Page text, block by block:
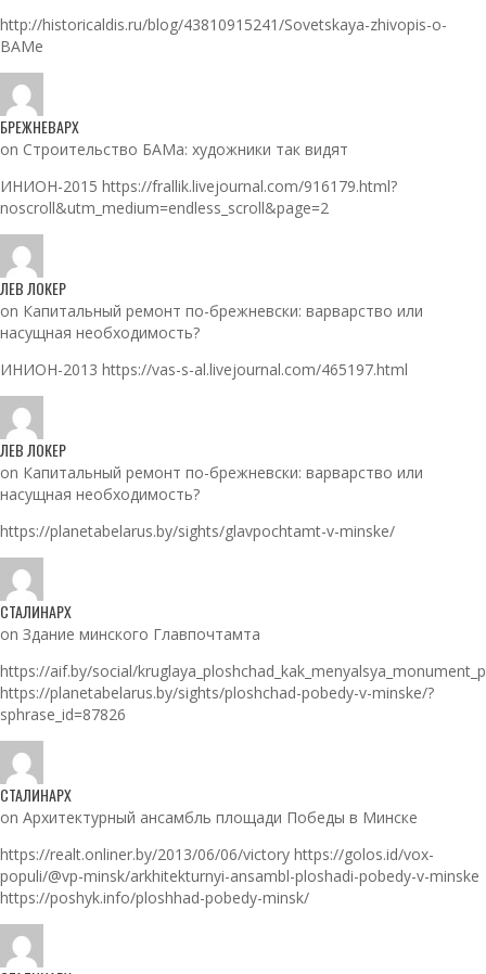
http://historicaldis.ru/blog/43810915241/Sovetskaya-zhivopis-o-
BAMe
БРЕЖНЕВАРХ
on Строительство БАМа: художники так видят
ИНИОН-2015 https://frallik.livejournal.com/916179.html?
noscroll&utm_medium=endless_scroll&page=2
ЛЕВ ЛОКЕР
on Капитальный ремонт по-брежневски: варварство или
насущная необходимость?
ИНИОН-2013 https://vas-s-al.livejournal.com/465197.html
ЛЕВ ЛОКЕР
on Капитальный ремонт по-брежневски: варварство или
насущная необходимость?
https://planetabelarus.by/sights/glavpochtamt-v-minske/
СТАЛИНАРХ
on Здание минского Главпочтамта
https://aif.by/social/
https://planetabelarus.by/sights/ploshchad-pobedy-v-minske/?
sphrase_id=87826
СТАЛИНАРХ
on Архитектурный ансамбль площади Победы в Минске
https://realt.onliner.by/2013/06/06/victory https://golos.id/vox-
populi/@vp-minsk/arkhitekturnyi-ansambl-ploshadi-pobedy-v-minske
https://poshyk.info/ploshhad-pobedy-minsk/